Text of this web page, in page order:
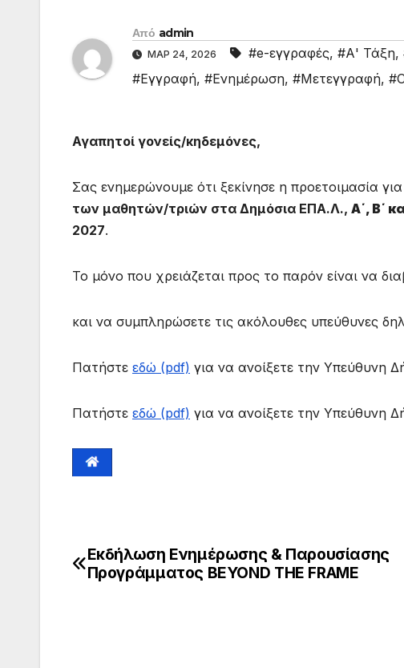
Από admin
ΜΑΡ 24, 2026 #e-εγγραφές, #Α' Τάξη,
#Εγγραφή, #Ενημέρωση, #Μετεγγραφή,
Αγαπητοί γονείς/κηδεμόνες,
Σας ενημερώνουμε ότι ξεκίνησε η προετοιμασία για
των μαθητών/τριών στα Δημόσια ΕΠΑ.Λ., Α΄, Β΄
2027.
Το μόνο που χρειάζεται προς το παρόν είναι να
και να συμπληρώσετε τις ακόλουθες υπεύθυνες
Πατήστε εδώ (pdf) για να ανοίξετε την Υπεύθυνη
Πατήστε εδώ (pdf) για να ανοίξετε την Υπεύθυνη
Εκδήλωση Ενημέρωσης & Παρουσίασης
Προγράμματος BEYOND THE FRAME